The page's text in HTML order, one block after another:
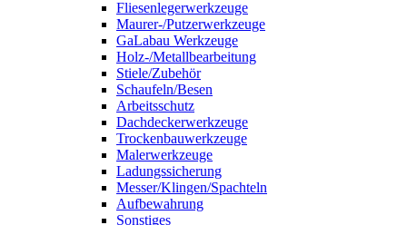
Fliesenlegerwerkzeuge
Maurer-/Putzerwerkzeuge
GaLabau Werkzeuge
Holz-/Metallbearbeitung
Stiele/Zubehör
Schaufeln/Besen
Arbeitsschutz
Dachdeckerwerkzeuge
Trockenbauwerkzeuge
Malerwerkzeuge
Ladungssicherung
Messer/Klingen/Spachteln
Aufbewahrung
Sonstiges